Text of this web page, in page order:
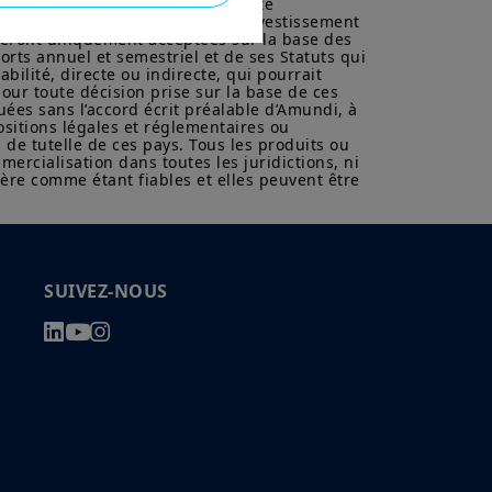
de la réglementation
sur Amundi, ses affiliés et
Aucune information contenue
instrument financier, ni un
ou de ses sociétés
présentation générale de nos
française en vigueur et
site».
pris connaissance de ces
fiscales d’un tel investissement
uniquement acceptées sur la base des
annuel et semestriel et de ses Statuts qui
directe ou indirecte, qui pourrait
toute décision prise sur la base de ces
sans l’accord écrit préalable d’Amundi, à
légales et réglementaires ou
tutelle de ces pays. Tous les produits ou
dans toutes les juridictions, ni
comme étant fiables et elles peuvent être
SUIVEZ-NOUS